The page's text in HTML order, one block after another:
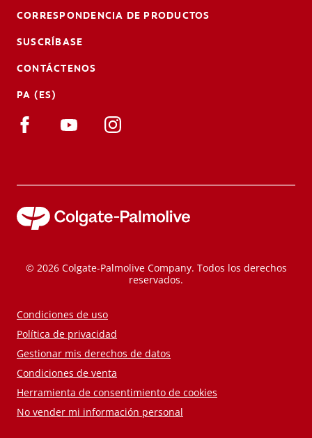
CORRESPONDENCIA DE PRODUCTOS
SUSCRÍBASE
CONTÁCTENOS
PA (ES)
© 2026 Colgate-Palmolive Company. Todos los derechos
reservados.
Condiciones de uso
Política de privacidad
Gestionar mis derechos de datos
Condiciones de venta
Herramienta de consentimiento de cookies
No vender mi información personal